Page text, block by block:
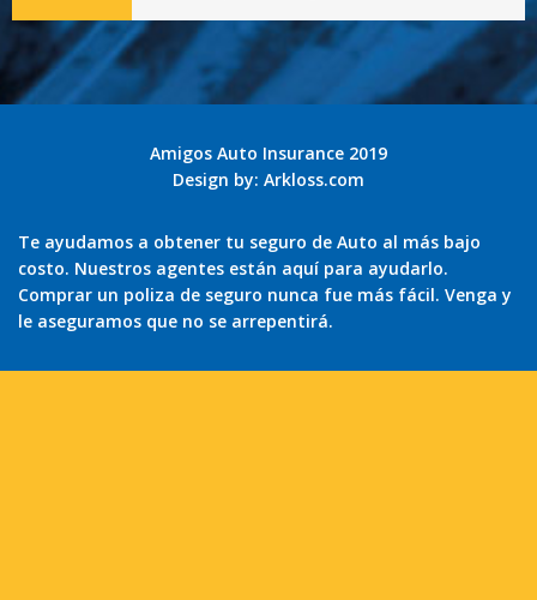
Amigos Auto Insurance 2019
Design by: Arkloss.com
Te ayudamos a obtener tu seguro de Auto al más bajo
costo. Nuestros agentes están aquí para ayudarlo.
Comprar un poliza de seguro nunca fue más fácil. Venga y
le aseguramos que no se arrepentirá.